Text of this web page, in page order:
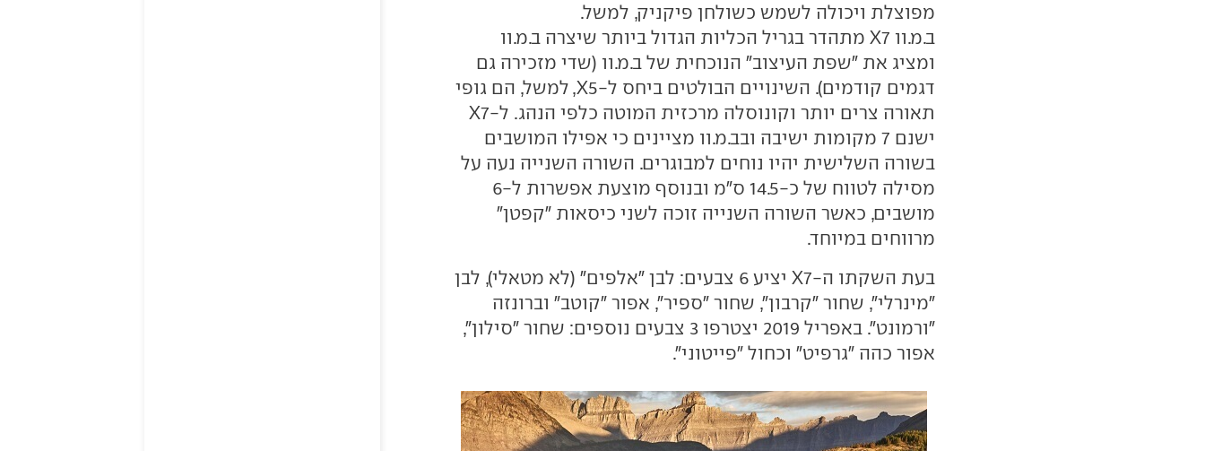
מפוצלת ויכולה לשמש כשולחן פיקניק, למשל.
ב.מ.וו X7 מתהדר בגריל הכליות הגדול ביותר שיצרה ב.מ.וו
ומציג את "שפת העיצוב" הנוכחית של ב.מ.וו (שדי מזכירה גם
דגמים קודמים). השינויים הבולטים ביחס ל-X5, למשל, הם גופי
תאורה צרים יותר וקונוסלה מרכזית המוטה כלפי הנהג. ל-X7
ישנם 7 מקומות ישיבה ובב.מ.וו מציינים כי אפילו המושבים
בשורה השלישית יהיו נוחים למבוגרים. השורה השנייה נעה על
מסילה לטווח של כ-14.5 ס"מ ובנוסף מוצעת אפשרות ל-6
מושבים, כאשר השורה השנייה זוכה לשני כיסאות "קפטן"
מרווחים במיוחד.
בעת השקתו ה-X7 יציע 6 צבעים: לבן "אלפים" (לא מטאלי), לבן
"מינרלי", שחור "קרבון", שחור "ספיר", אפור "קוטב" וברונזה
"ורמונט". באפריל 2019 יצטרפו 3 צבעים נוספים: שחור "סילון",
אפור כהה "גרפיט" וכחול "פייטוני".